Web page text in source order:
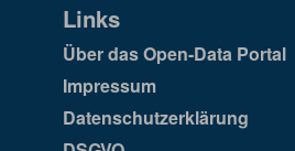
Links
Über das Open-Data Portal
Impressum
Datenschutzerklärung